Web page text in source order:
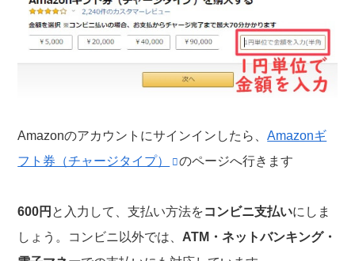
Amazonのアカウントにサインインしたら、Amazonギ
フト券（チャージタイプ）
のページへ行きます
600円 と入力して、支払い方法をコンビニ支払いにしま
しょう。コンビニ以外では、 ATM・ネットバンキング・